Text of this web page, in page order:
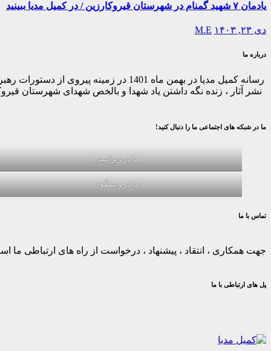
یادمان ۷ شهید گمنام در شهرستان قیروکارزین / در کمیل مدیا ببینید
دی ۲۳, ۱۴۰۳ M.E
درباره ما
رسانه کمیل مدیا در بهمن ماه 1401
نشر آثار ، زنده نگه داشتن یاد شهدا و بالخص شهدای شهرستان
ما در شبکه های اجتماعی ما را دنبال کنید!
ما در ویراستی
ما در ویسگون
تماس با ما
جهت همکاری ، انتقاد ، پیشنهاد ، درخواست از راه های ارتباطی ما
پل های ارتباطی با ما